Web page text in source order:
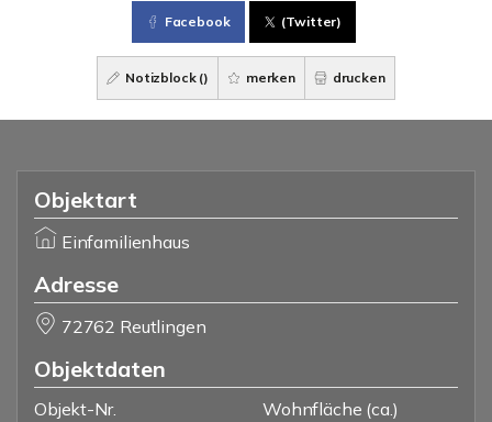
Facebook (Twitter)
Notizblock () merken drucken
Objektart
Einfamilienhaus
Adresse
72762 Reutlingen
Objektdaten
Objekt-Nr.
Wohnfläche (ca.)